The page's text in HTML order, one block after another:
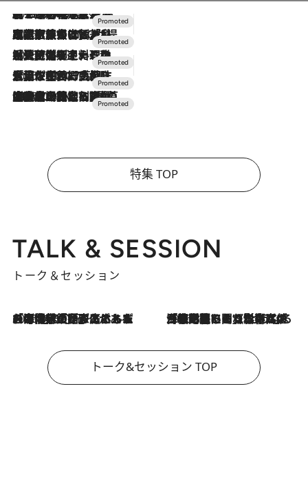
2026.8.7
【トンボの足水浴】ヒノキの香りに包まれて涼感マックス！約13℃の湧水かけ流しを避暑地「星野温泉 トンボの湯」で体験
2026.7.31
【ホテル帰省】という選択肢をOMOが提案。家族とほどよい距離を保つには「昼は実家、夜は気兼ねなくホテルで！」
2026.7.24
【夏限定ディナーコース】旬を迎える稚鮎や花ズッキーニなどをイタリア・トスカーナの郷土料理の手法で満喫！
2026.7.17
「土佐和ハーブかき氷」がOMO7高知に登場！生姜、山椒、大葉など目にも舌にも涼を呼ぶ郷土の味
2026.7.10
NEW OPEN！【界 草津】名湯の地に誕生。趣の異なる2種の温泉と上州ならではの会席・蕎麦割烹など美食を味わう究極の癒やし旅
特集 TOP
TALK & SESSION
トーク＆セッション
2026.8.3
「今後値上げがあるとすれば…」「リスクがあるのは今年の冬」エネルギー専門家が語る、ホルムズ海峡封鎖が家庭にもたらす“ある心配” 2026.8.3
「住宅建てられない…」「サーチャージ料の高値が続いている」ホルムズ海峡封鎖による影響はいつまで続く？《エネルギー専門家に聞く“どうなる日本の暮らし”》
トーク&セッション TOP